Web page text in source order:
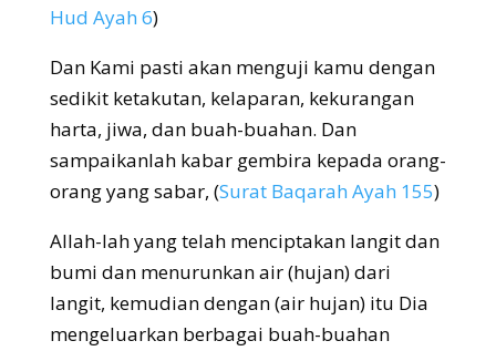
Hud Ayah 6)
Dan Kami pasti akan menguji kamu dengan
sedikit ketakutan, kelaparan, kekurangan
harta, jiwa, dan buah-buahan. Dan
sampaikanlah kabar gembira kepada orang-
orang yang sabar, (Surat Baqarah Ayah 155)
Allah-lah yang telah menciptakan langit dan
bumi dan menurunkan air (hujan) dari
langit, kemudian dengan (air hujan) itu Dia
mengeluarkan berbagai buah-buahan